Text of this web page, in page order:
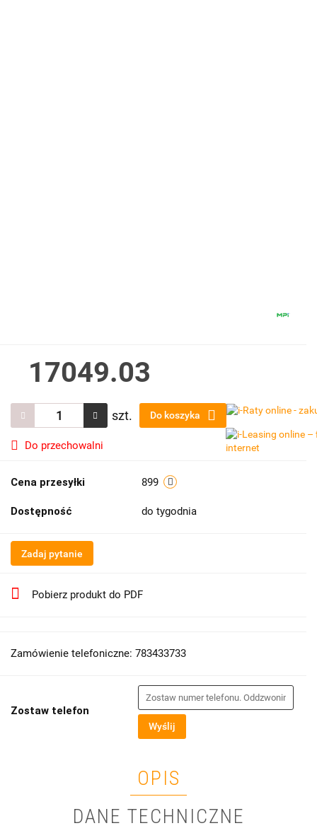
17049.03
szt. Do koszyka
Do przechowalni
Cena przesyłki 899
Dostępność do tygodnia
Zadaj pytanie
Pobierz produkt do PDF
Zamówienie telefoniczne: 783433733
Zostaw telefon
Wyślij
OPIS
DANE TECHNICZNE